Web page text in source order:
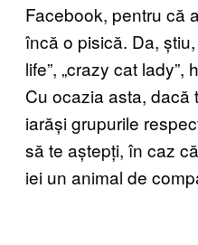
Facebook, pentru că
încă o pisică. Da,
life”, „crazy cat
Cu ocazia asta, dacă
iarăși grupurile
să te aștepți, în caz
iei un animal de